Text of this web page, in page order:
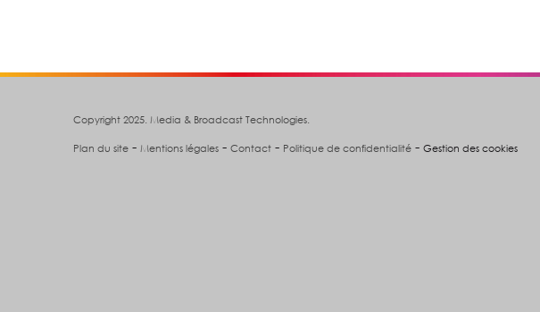
Copyright 2025. Media & Broadcast Technologies.
Plan du site - Mentions légales - Contact - Politique de confidentialité - Gestion des cookies